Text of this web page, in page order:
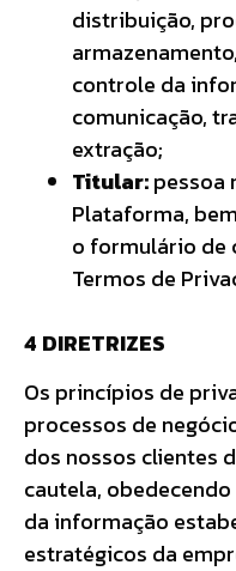
distribuição,
controle da
comunicação,
extração;
Titular:pessoa
Plataforma,
o formulário de
Termos de
4 DIRETRIZES
Os princípios de
processos de
dos nossos clientes
cautela,
da informação
estratégicos da